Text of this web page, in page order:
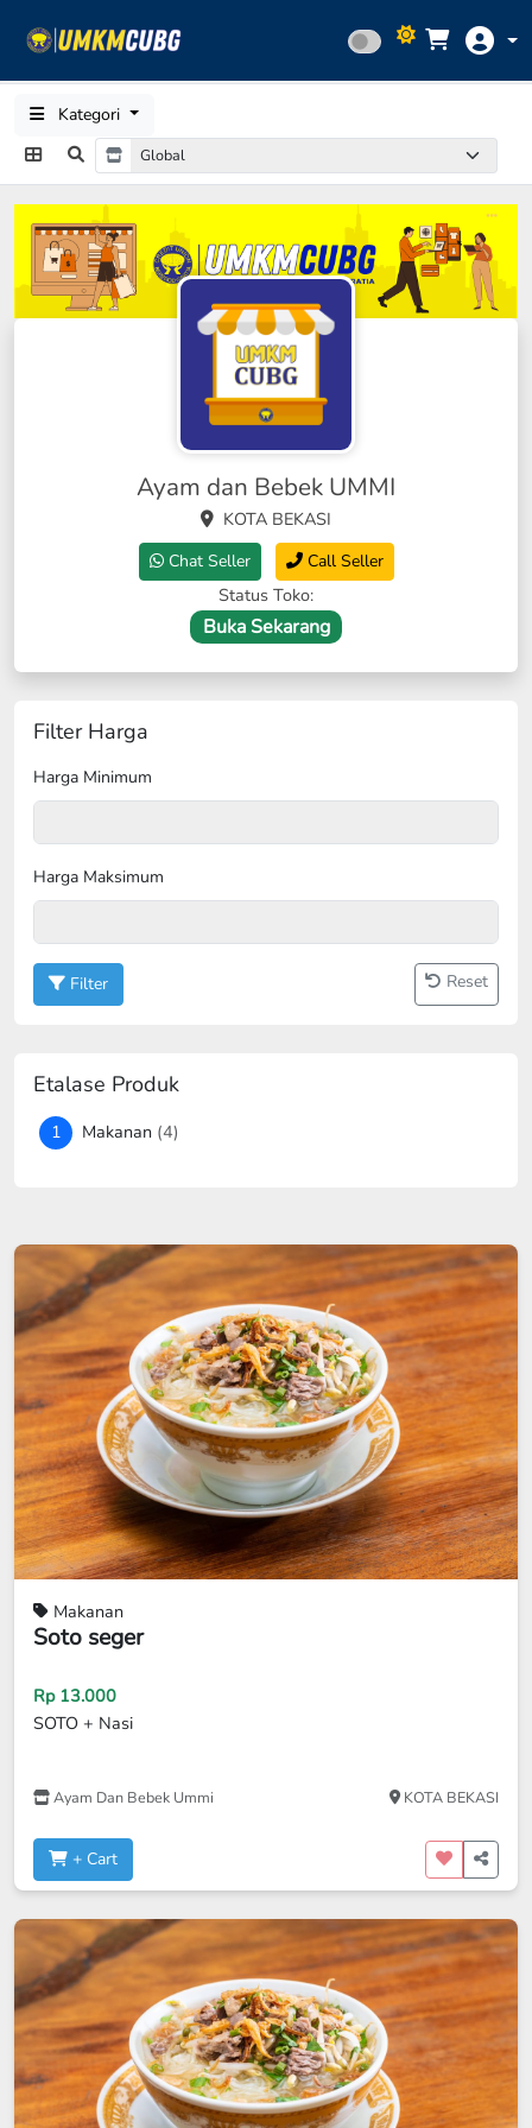
Kategori
Ayam dan Bebek UMMI
KOTA BEKASI
Chat Seller Call Seller
Status Toko:
Buka Sekarang
Filter Harga
Harga Minimum
Harga Maksimum
Filter Reset
Etalase Produk
1 Makanan (4)
Makanan
Soto seger
Rp 13.000
SOTO + Nasi
Ayam Dan Bebek Ummi KOTA BEKASI
+ Cart